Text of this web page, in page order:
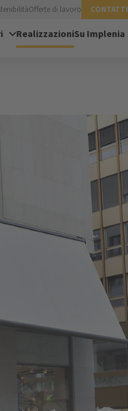
Offerte di lavoro CONTATTI
RealizzazioniSu Implenia